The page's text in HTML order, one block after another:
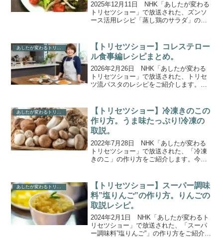
2025年12月11日 NHK「あしたが変わる
トリセツショー」で放送された、ズンソ
ース活用レシピ「蒸し鶏のサラダ」の作
れ、抜け毛といった不調の原因ともされ
る「亜鉛」...
【トリセツショー】コレステロー
ル食事編レシピまとめ。
2026年2月26日 NHK「あしたが変わる
トリセツショー」で放送された、トリセ
ツ流パスタのレシピをご紹介します。今
ら、体内での生産を抑え排出を促す最新
の食事法まで、医学的...
あしたが変わるトリセツショー
【トリセツショー】冷凍きのこの
作り方。うま味たっぷり!冷凍の
取説。
2022年7月28日 NHK「あしたが変わる
トリセツショー」で放送された、「冷凍
きのこ」の作り方をご紹介します。今回
することでうまみが増したり香りが強く
なったりする食材...
【トリセツショー】スーパー調味
料”塩りんご”の作り方。りんごの
取説レシピ。
2024年2月1日 NHK「あしたが変わるト
リセツショー」で放送された、「スーパ
ー調味料”塩りんご”」の作り方をご紹介し